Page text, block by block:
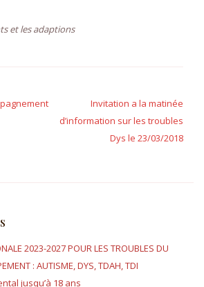
et les adaptions
Invitation a la matinée
d’information sur les troubles
Dys le 23/03/2018
2023-2027 POUR LES TROUBLES DU
: AUTISME, DYS, TDAH, TDI
jusqu’à 18 ans